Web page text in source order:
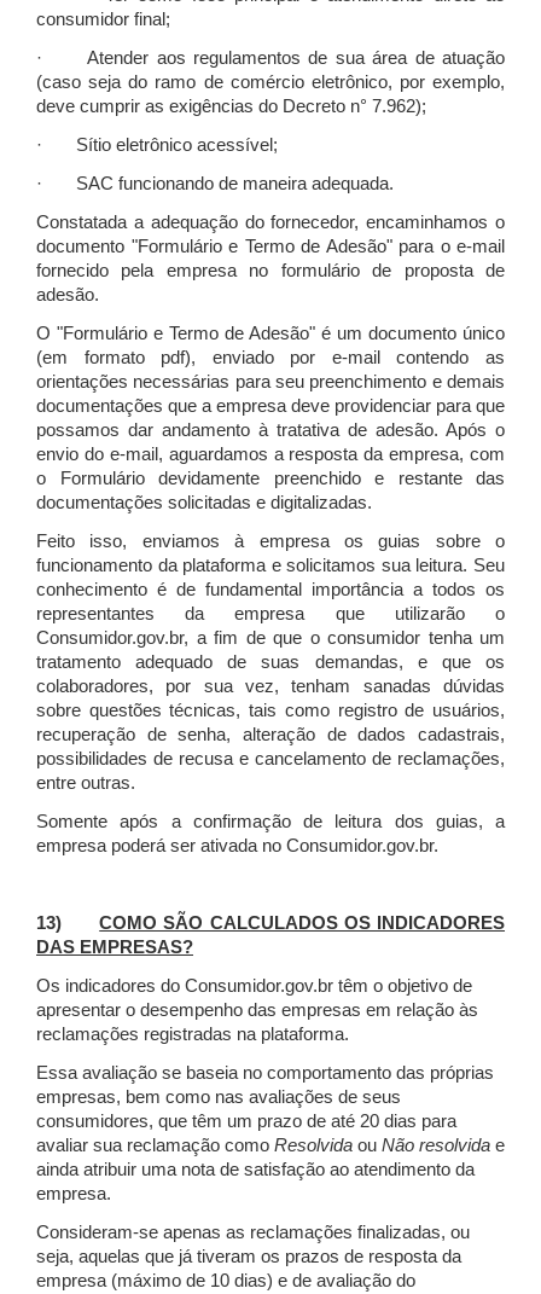
consumidor final;
· Atender aos regulamentos de sua área de atuação
(caso seja do ramo de comércio eletrônico, por exemplo,
deve cumprir as exigências do Decreto n° 7.962);
· Sítio eletrônico acessível;
· SAC funcionando de maneira adequada.
Constatada a adequação do fornecedor, encaminhamos o
documento "Formulário e Termo de Adesão" para o e-mail
fornecido pela empresa no formulário de proposta de
adesão.
O "Formulário e Termo de Adesão" é um documento único
(em formato pdf), enviado por e-mail contendo as
orientações necessárias para seu preenchimento e demais
documentações que a empresa deve providenciar para que
possamos dar andamento à tratativa de adesão. Após o
envio do e-mail, aguardamos a resposta da empresa, com
o Formulário devidamente preenchido e restante das
documentações solicitadas e digitalizadas.
Feito isso, enviamos à empresa os guias sobre o
funcionamento da plataforma e solicitamos sua leitura. Seu
conhecimento é de fundamental importância a todos os
representantes da empresa que utilizarão o
Consumidor.gov.br, a fim de que o consumidor tenha um
tratamento adequado de suas demandas, e que os
colaboradores, por sua vez, tenham sanadas dúvidas
sobre questões técnicas, tais como registro de usuários,
recuperação de senha, alteração de dados cadastrais,
possibilidades de recusa e cancelamento de reclamações,
entre outras.
Somente após a confirmação de leitura dos guias, a
empresa poderá ser ativada no Consumidor.gov.br.
13)COMO SÃO CALCULADOS OS INDICADORES
DAS EMPRESAS?
Os indicadores do Consumidor.gov.br têm o objetivo de
apresentar o desempenho das empresas em relação às
reclamações registradas na plataforma.
Essa avaliação se baseia no comportamento das próprias
empresas, bem como nas avaliações de seus
consumidores, que têm um prazo de até 20 dias para
avaliar sua reclamação como Resolvida ou Não resolvida e
ainda atribuir uma nota de satisfação ao atendimento da
empresa.
Consideram-se apenas as reclamações finalizadas, ou
seja, aquelas que já tiveram os prazos de resposta da
empresa (máximo de 10 dias) e de avaliação do